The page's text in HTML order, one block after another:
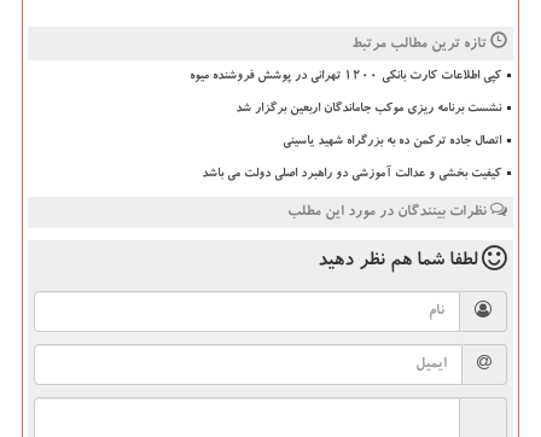
تازه ترین مطالب مرتبط
کپی اطلاعات کارت بانکی ۱۲۰۰ تهرانی در پوشش فروشنده میوه
نشست برنامه ریزی موکب جاماندگان اربعین برگزار شد
اتصال جاده ترکمن ده به بزرگراه شهید یاسینی
کیفیت بخشی و عدالت آموزشی دو راهبرد اصلی دولت می باشد
نظرات بینندگان در مورد این مطلب
لطفا شما هم نظر دهید